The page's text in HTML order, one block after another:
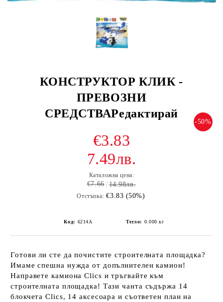
КОНСТРУКТОР КЛИК -
ПРЕВОЗНИ
СРЕДСТВАРедактирай
-50%
€3.83
7.49лв.
Каталожна цена:
€7.66 14.98лв.
Отстъпка: €3.83 (50%)
Код: 6214A Тегло: 0.000 кг
Готови ли сте да почистите строителната площадка?
Имаме спешна нужда от допълнителен камион!
Направете камиона Clics и тръгвайте към
строителната площадка! Тази чанта съдържа 14
блокчета Clics, 14 аксесоара и съответен план на